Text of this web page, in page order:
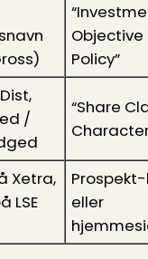
Objective
Policy”
/
“Share
Xetra,
LSE
eller